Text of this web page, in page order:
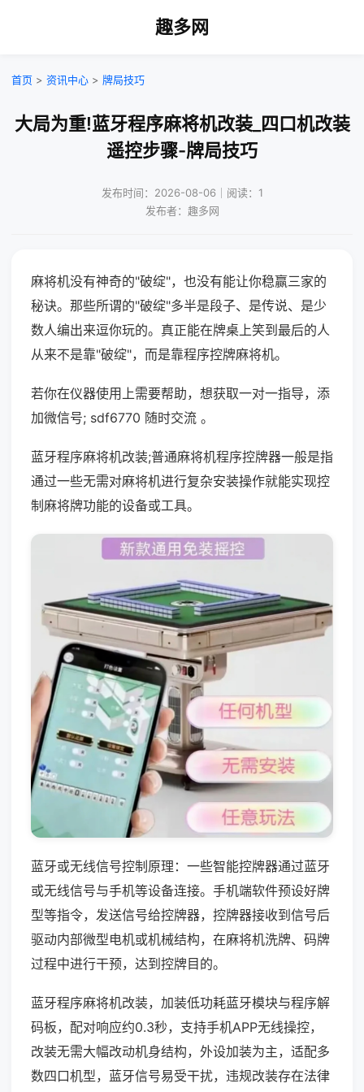
趣多网
首页 > 资讯中心 > 牌局技巧
大局为重!蓝牙程序麻将机改装_四口机改装
遥控步骤-牌局技巧
发布时间：2026-08-06｜阅读：1
发布者：趣多网
麻将机没有神奇的"破绽"，也没有能让你稳赢三家的
秘诀。那些所谓的"破绽"多半是段子、是传说、是少
数人编出来逗你玩的。真正能在牌桌上笑到最后的人
从来不是靠"破绽"，而是靠程序控牌麻将机。
若你在仪器使用上需要帮助，想获取一对一指导，添
加微信号; sdf6770 随时交流 。
蓝牙程序麻将机改装;普通麻将机程序控牌器一般是指
通过一些无需对麻将机进行复杂安装操作就能实现控
制麻将牌功能的设备或工具。
蓝牙或无线信号控制原理：一些智能控牌器通过蓝牙
或无线信号与手机等设备连接。手机端软件预设好牌
型等指令，发送信号给控牌器，控牌器接收到信号后
驱动内部微型电机或机械结构，在麻将机洗牌、码牌
过程中进行干预，达到控牌目的。
蓝牙程序麻将机改装，加装低功耗蓝牙模块与程序解
码板，配对响应约0.3秒，支持手机APP无线操控，
改装无需大幅改动机身结构，外设加装为主，适配多
数四口机型，蓝牙信号易受干扰，违规改装存在法律